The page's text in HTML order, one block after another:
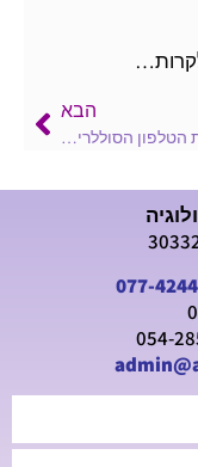
הבא
הטלפון הסוללרי…
077-